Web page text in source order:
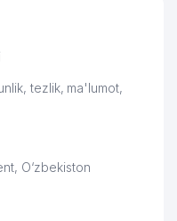
tezlik, ma'lumot,
O‘zbekiston